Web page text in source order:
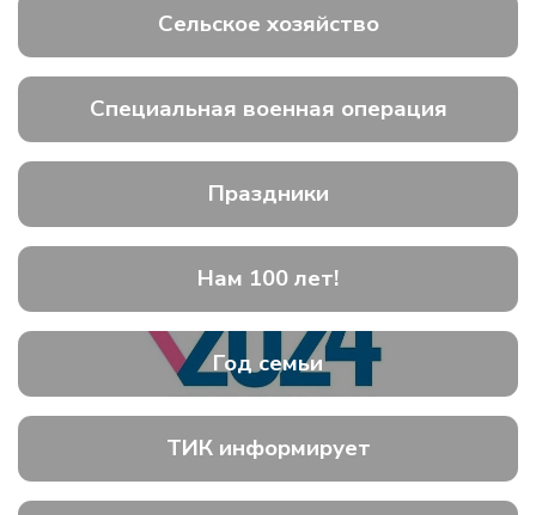
Сельское хозяйство
Специальная военная операция
Праздники
Нам 100 лет!
Год семьи
ТИК информирует